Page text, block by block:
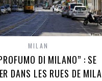
MILAN
DI MILANO” : SE
DANS LES RUES DE